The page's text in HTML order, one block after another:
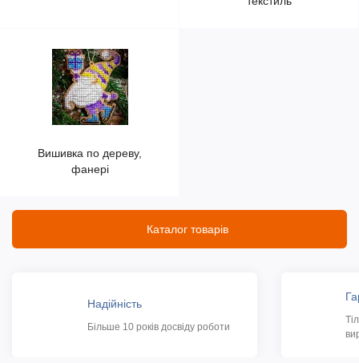
Вишивка по дереву,
фанері
Каталог товарів
Надійність
Більше 10 років досвіду роботи